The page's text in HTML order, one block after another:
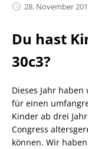
28. November
Du hast
30c3?
Dieses Jahr
für einen
Kinder ab drei
Congress
können. Wir